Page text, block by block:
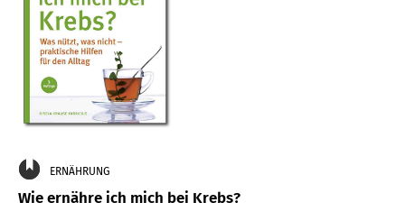
ERNÄHRUNG
Wie ernähre ich mich bei Krebs?